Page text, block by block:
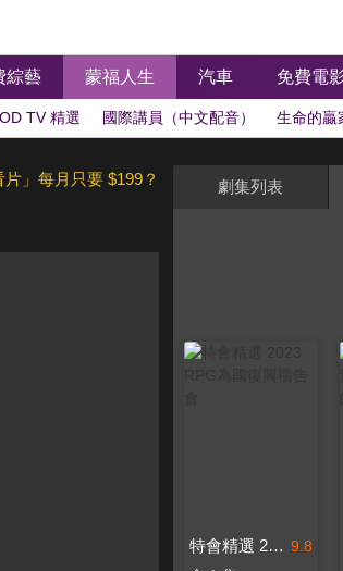
綜藝 蒙福人生 汽車 免費電
TV 精選 國際講員（中文配音） 生命的贏
片」每月只要 $199？ 劇集列表
9.8
特會精選 2023 RPG為國復興禱告會